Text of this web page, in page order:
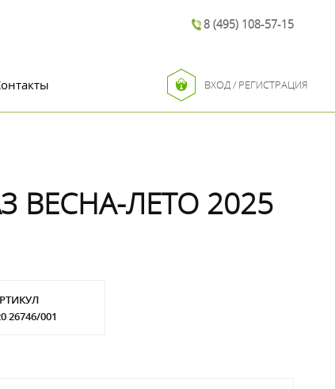
8 (495) 108-57-15
ВХОД / РЕГИСТРАЦИЯ
ВЕСНА-ЛЕТО 2025
26746/001